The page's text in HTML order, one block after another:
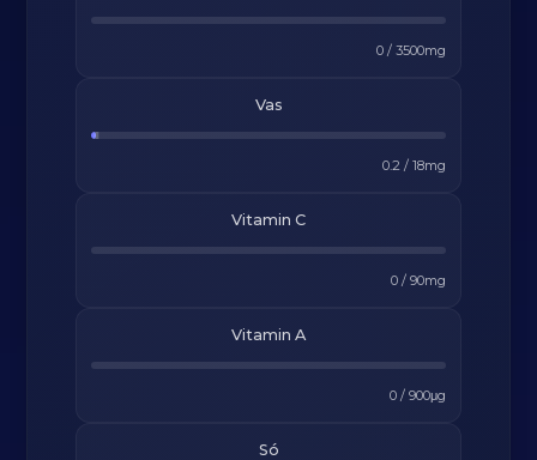
0/ 3500mg
Vas
0.2/ 18mg
Vitamin C
0/ 90mg
Vitamin A
0/ 900μg
Só